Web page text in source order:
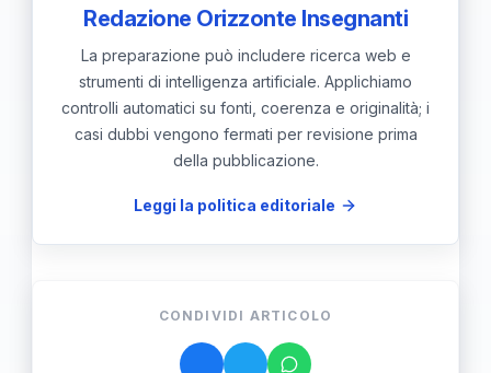
collegialmente dal Consiglio di classe
in forma di giudizio.
Redazione Orizzonte Insegnanti
La preparazione può includere ricerca web e
strumenti di intelligenza artificiale. Applichiamo
controlli automatici su fonti, coerenza e originalità; i
casi dubbi vengono fermati per revisione prima
della pubblicazione.
Leggi la politica editoriale
CONDIVIDI ARTICOLO